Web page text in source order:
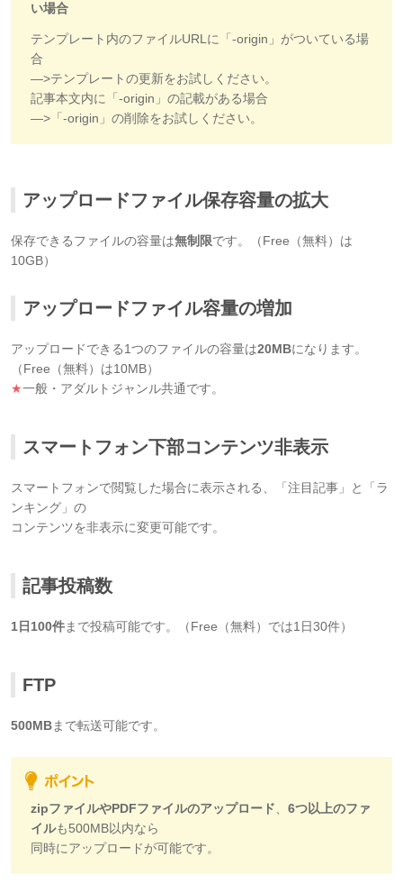
い場合
テンプレート内のファイルURLに「-origin」がついている場
合
―>テンプレートの更新をお試しください。
記事本文内に「-origin」の記載がある場合
―>「-origin」の削除をお試しください。
アップロードファイル保存容量の拡大
保存できるファイルの容量は無制限です。（Free（無料）は
10GB）
アップロードファイル容量の増加
アップロードできる1つのファイルの容量は20MBになります。
（Free（無料）は10MB）
★一般・アダルトジャンル共通です。
スマートフォン下部コンテンツ非表示
スマートフォンで閲覧した場合に表示される、「注目記事」と「ラ
ンキング」の
コンテンツを非表示に変更可能です。
記事投稿数
1日100件まで投稿可能です。（Free（無料）では1日30件）
FTP
500MBまで転送可能です。
zipファイルやPDFファイルのアップロード
6つ以上のファ
イルも500MB以内なら
同時にアップロードが可能です。